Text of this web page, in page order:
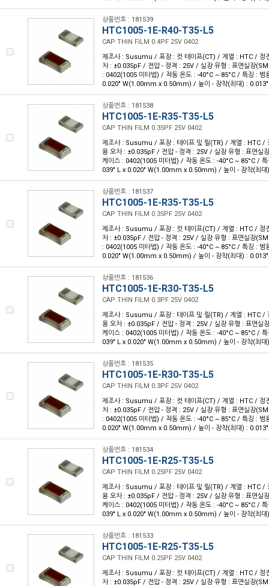
상품번호 : 181539
HTC1005-1E-R40-T35-L5
CAP THIN FILM 0.4PF 25V 0402
제조사 : Susumu / 포장 : 컷 테이프(CT) / 계열 : HTC / 정
차 : ±0.035pF / 전압 - 정격 : 25V / 실장 유형 : 표면실장
: 0402(1005 미터법) / 작동 온도 : -40°C ~ 85°C / 특징 :
0.020" W(1.00mm x 0.50mm) / 높이 - 장착(최대) :
상품번호 : 181538
HTC1005-1E-R35-T35-L5
CAP THIN FILM 0.35PF 25V 0402
제조사 : Susumu / 포장 : 테이프 및 릴(TR) / 계열 : HTC /
용 오차 : ±0.035pF / 전압 - 정격 : 25V / 실장 유형 : 표면실
케이스 : 0402(1005 미터법) / 작동 온도 : -40°C ~ 85°C /
039" L x 0.020" W(1.00mm x 0.50mm) / 높이 - 장착(최
상품번호 : 181537
HTC1005-1E-R35-T35-L5
CAP THIN FILM 0.35PF 25V 0402
제조사 : Susumu / 포장 : 컷 테이프(CT) / 계열 : HTC / 정
차 : ±0.035pF / 전압 - 정격 : 25V / 실장 유형 : 표면실장
: 0402(1005 미터법) / 작동 온도 : -40°C ~ 85°C / 특징 :
0.020" W(1.00mm x 0.50mm) / 높이 - 장착(최대) :
상품번호 : 181536
HTC1005-1E-R30-T35-L5
CAP THIN FILM 0.3PF 25V 0402
제조사 : Susumu / 포장 : 테이프 및 릴(TR) / 계열 : HTC /
용 오차 : ±0.035pF / 전압 - 정격 : 25V / 실장 유형 : 표면실
케이스 : 0402(1005 미터법) / 작동 온도 : -40°C ~ 85°C /
039" L x 0.020" W(1.00mm x 0.50mm) / 높이 - 장착(최
상품번호 : 181535
HTC1005-1E-R30-T35-L5
CAP THIN FILM 0.3PF 25V 0402
제조사 : Susumu / 포장 : 컷 테이프(CT) / 계열 : HTC / 정
차 : ±0.035pF / 전압 - 정격 : 25V / 실장 유형 : 표면실장
: 0402(1005 미터법) / 작동 온도 : -40°C ~ 85°C / 특징 :
0.020" W(1.00mm x 0.50mm) / 높이 - 장착(최대) :
상품번호 : 181534
HTC1005-1E-R25-T35-L5
CAP THIN FILM 0.25PF 25V 0402
제조사 : Susumu / 포장 : 테이프 및 릴(TR) / 계열 : HTC /
용 오차 : ±0.035pF / 전압 - 정격 : 25V / 실장 유형 : 표면실
케이스 : 0402(1005 미터법) / 작동 온도 : -40°C ~ 85°C /
039" L x 0.020" W(1.00mm x 0.50mm) / 높이 - 장착(최
상품번호 : 181533
HTC1005-1E-R25-T35-L5
CAP THIN FILM 0.25PF 25V 0402
제조사 : Susumu / 포장 : 컷 테이프(CT) / 계열 : HTC / 정
차 : ±0.035pF / 전압 - 정격 : 25V / 실장 유형 : 표면실장